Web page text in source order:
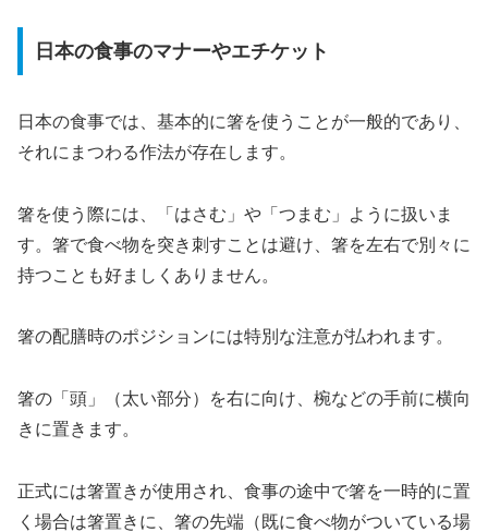
日本の食事のマナーやエチケット
日本の食事では、基本的に箸を使うことが一般的であり、
それにまつわる作法が存在します。
箸を使う際には、「はさむ」や「つまむ」ように扱いま
す。箸で食べ物を突き刺すことは避け、箸を左右で別々に
持つことも好ましくありません。
箸の配膳時のポジションには特別な注意が払われます。
箸の「頭」（太い部分）を右に向け、椀などの手前に横向
きに置きます。
正式には箸置きが使用され、食事の途中で箸を一時的に置
く場合は箸置きに、箸の先端（既に食べ物がついている場